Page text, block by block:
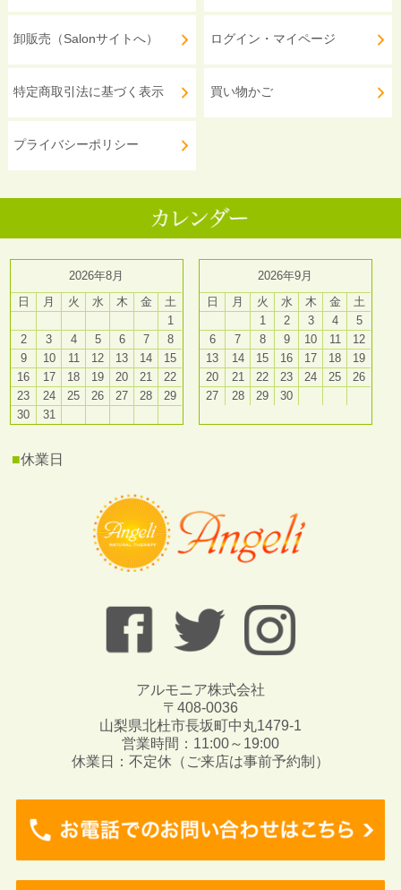
卸販売（Salonサイトへ）
特定商取引法に基づく表示
プライバシーポリシー
ログイン・マイページ
買い物かご
2026年8月
日
月 火 水 木 金
土
1
2
3 4 5 6 7
8
9
10 11 12 13 14
15
16
17 18 19 20 21
22
23
24 25 26 27 28
29
30
31
2026年9月
日
月 火 水 木 金
土
1
2 3 4
5
6
7 8 9 10 11
12
13
14 15 16 17 18
19
20
21 22 23 24 25
26
27
28 29 30
■休業日
アルモニア株式会社
〒408-0036
山梨県北杜市長坂町中丸1479-1
営業時間：11:00～19:00
休業日：不定休（ご来店は事前予約制）